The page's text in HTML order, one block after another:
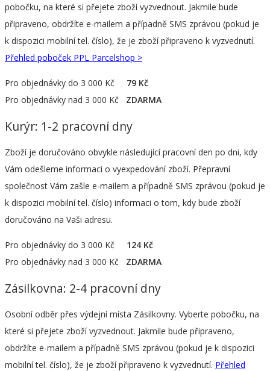
pobočku, na které si přejete zboží vyzvednout. Jakmile bude
připraveno, obdržíte e-mailem a případně SMS zprávou (pokud je
k dispozici mobilní tel. číslo), že je zboží připraveno k vyzvednutí.
Přehled poboček PPL Parcelshop >
Pro objednávky do 3 000 Kč 79 Kč
Pro objednávky nad 3 000 Kč ZDARMA
Kurýr: 1-2 pracovní dny
Zboží je doručováno obvykle následující pracovní den po dni, kdy
Vám odešleme informaci o vyexpedování zboží. Přepravní
společnost Vám zašle e-mailem a případně SMS zprávou (pokud je
k dispozici mobilní tel. číslo) informaci o tom, kdy bude zboží
doručováno na Vaši adresu.
Pro objednávky do 3 000 Kč 124 Kč
Pro objednávky nad 3 000 Kč ZDARMA
Zásilkovna: 2-4 pracovní dny
Osobní odběr přes výdejní místa Zásilkovny. Vyberte pobočku, na
které si přejete zboží vyzvednout. Jakmile bude připraveno,
obdržíte e-mailem a případně SMS zprávou (pokud je k dispozici
mobilní tel. číslo), že je zboží připraveno k vyzvednutí. Přehled